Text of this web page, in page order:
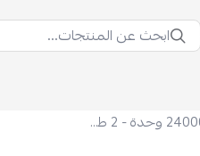
ابحث عن المنتجات...
جري آي بلس مكيف سبليت 24000 وحدة - 2 طن - بارد وحار - انفرتر - GWH24AVEXF